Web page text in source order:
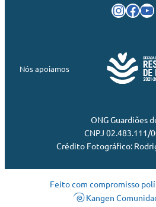
InstagramFacebook Youtube
Nós apoiamos
ONG Guardiões
CNPJ 02.483.111/
Crédito Fotográfico:
Feito com compromisso
Kangen